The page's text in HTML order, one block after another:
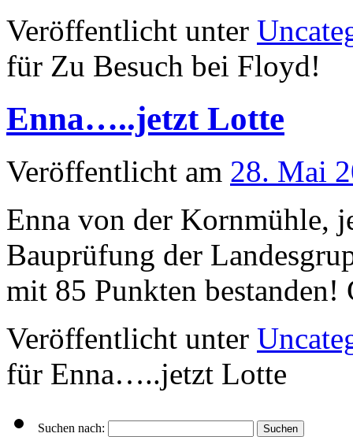
Veröffentlicht unter
für Zu Besuch bei Floyd!
Enna…..jetzt Lotte
Veröffentlicht am 28. Mai
Enna von der Kornmühle,
Bauprüfung der
mit 85 Punkten bestanden!
Veröffentlicht unter
für Enna…..jetzt Lotte
Suchen nach: